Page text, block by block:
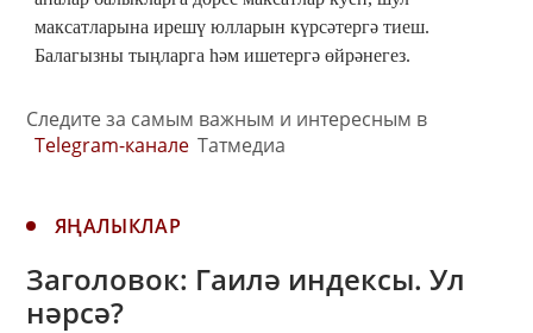
максатларына ирешү юлларын күрсәтергә тиеш.
Балагызны тыңларга һәм ишетергә өйрәнегез.
Следите за самым важным и интересным в
Telegram-канале Татмедиа
ЯҢАЛЫКЛАР
Заголовок: Гаилә индексы. Ул
нәрсә?